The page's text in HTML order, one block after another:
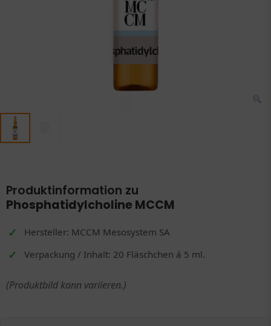
Produktinformation zu
Phosphatidylcholine MCCM
Hersteller: MCCM Mesosystem SA
Verpackung / Inhalt: 20 Fläschchen á 5 ml.
(Produktbild kann variieren.)